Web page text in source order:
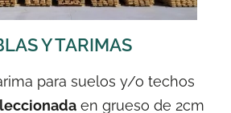
Y TARIMAS
para suelos y/o techos
en grueso de 2cm